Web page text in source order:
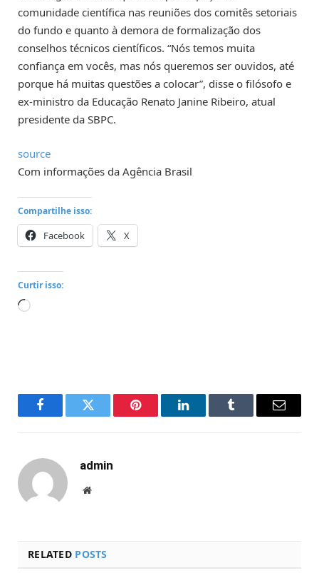
comunidade científica nas reuniões dos comitês setoriais
do fundo e quanto à demora de formalização dos
conselhos técnicos científicos. “Nós temos muita
confiança em vocês, mas nós queremos ser ouvidos, até
porque há muitas questões a colocar”, disse o filósofo e
ex-ministro da Educação Renato Janine Ribeiro, atual
presidente da SBPC.
source
Com informações da Agência Brasil
Compartilhe isso:
Facebook X
Curtir isso:
Carregando...
FacebookTwitter Pinterest LinkedInTumblr Email
admin
Website
RELATED POSTS